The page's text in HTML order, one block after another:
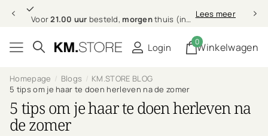
Professionelehaarverzorging bij jou thuis Lees meer
Login Winkelwagen
0
Homepage Blogs
KM.STORE BLOG
5 tips om je haar te doen herleven na de zomer
5 tips om je haar te doen herleven na
de zomer